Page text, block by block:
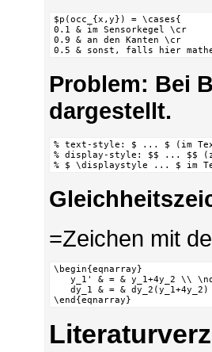
$p(occ_{x,y}) = \cases{
0.1 & im Sensorkegel \cr
0.9 & an den Kanten \cr
0.5 & sonst, falls hier
Problem: Bei
dargestellt.
% text-style: $ ... $ (im
% display-style: $$ ... $$
% $ \displaystyle ... $ im
=Zeichen mit
\begin{eqnarray}
y_1' & = & y_1+4y_2 \\
dy_1 & = & dy_2(y_1+4y_2)
\end{eqnarray}